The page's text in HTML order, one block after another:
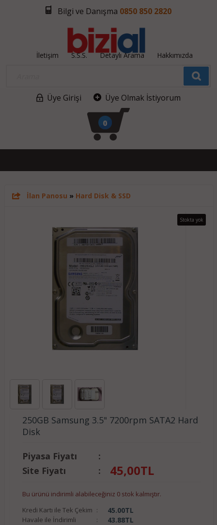
Bilgi ve Danışma 0850 850 2820
İletişim S.S.S. Detaylı Arama Hakkımızda
Üye Girişi Üye Olmak İstiyorum
0
İlan Panosu » Hard Disk & SSD
Stokta yok
250GB Samsung 3.5" 7200rpm SATA2 Hard
Disk
Piyasa Fiyatı
:
Site Fiyatı
: 45,00TL
Bu ürünü indirimli alabileceğiniz 0 stok kalmıştır.
Kredi Kartı ile Tek Çekim : 45.00TL
Havale ile İndirimli : 43.88TL